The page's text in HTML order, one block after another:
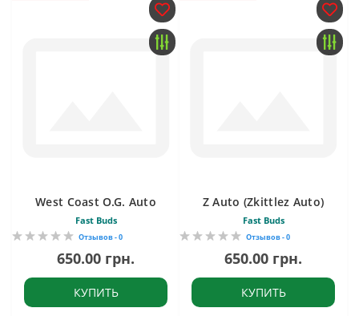
West Coast O.G. Auto
Fast Buds
Отзывов - 0
650.00 грн.
КУПИТЬ
Z Auto (Zkittlez Auto)
Fast Buds
Отзывов - 0
650.00 грн.
КУПИТЬ